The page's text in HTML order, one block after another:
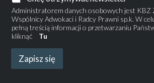
Administratorem danych osobowych jest KBZ
Wspólnicy Adwokaci i Radcy Prawni sp.k. W
pełną treścią informacji o przetwarzaniu
kliknąć
Tu
Zapisz się